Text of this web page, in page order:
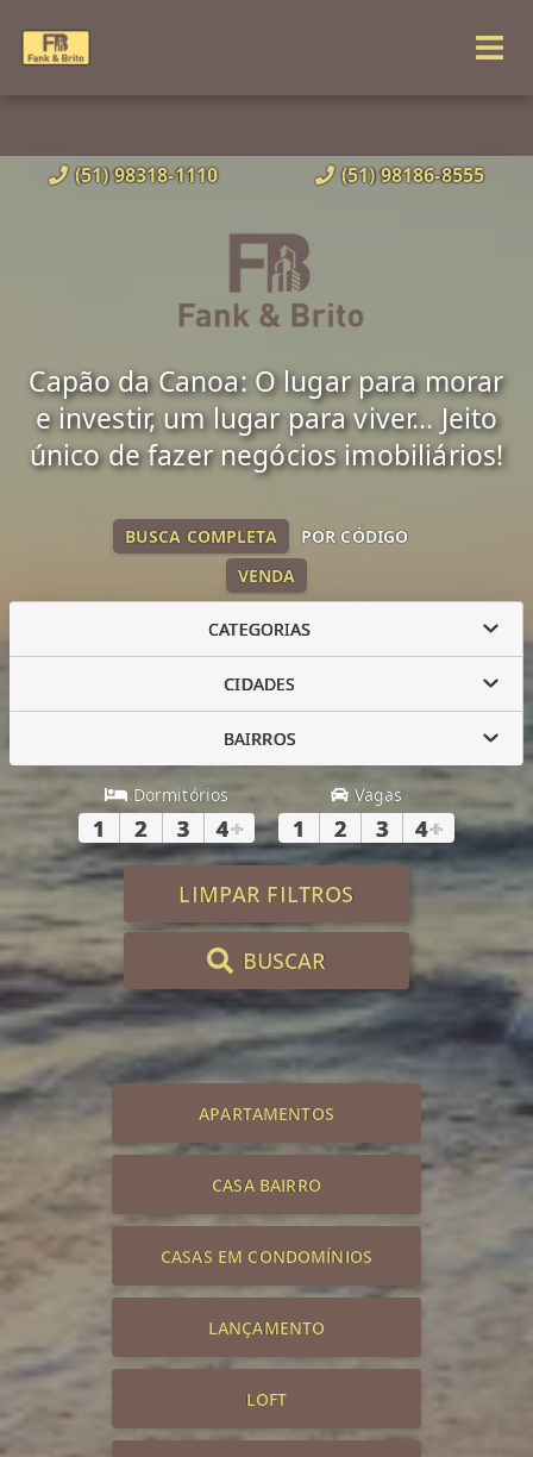
(51) 98318-1110 (51) 98186-8555
Capão da Canoa: O lugar para morar
e investir, um lugar para viver... Jeito
único de fazer negócios imobiliários!
VENDA
BUSCA COMPLETA POR CÓDIGO
CATEGORIAS
CIDADES
BAIRROS
Dormitórios
1 2 3 4+
Vagas
1 2 3 4+
LIMPAR FILTROS
BUSCAR
APARTAMENTOS
CASA BAIRRO
CASAS EM CONDOMÍNIOS
LANÇAMENTO
LOFT